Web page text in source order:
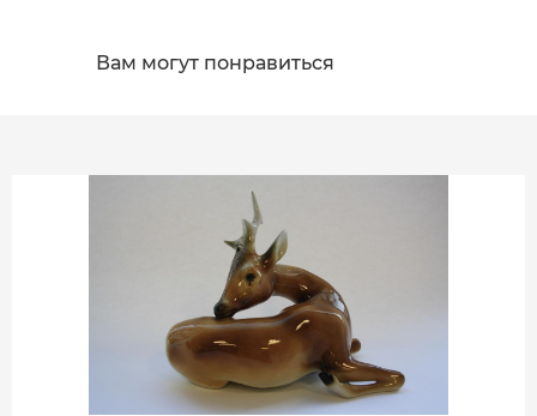
Вам могут понравиться